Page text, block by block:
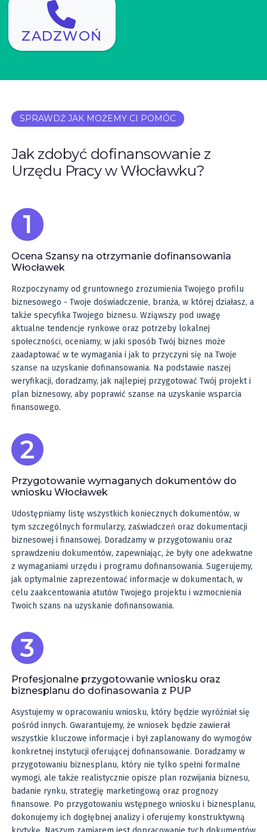
ZADZWOŃ
SPRAWDŹ JAK MOŻEMY CI POMÓC
Jak zdobyć dofinansowanie z
Urzędu Pracy w Włocławku?
Ocena Szansy na otrzymanie dofinansowania
Włocławek
Rozpoczynamy od gruntownego zrozumienia Twojego profilu
biznesowego - Twoje doświadczenie, branża, w której działasz, a
także specyfika Twojego biznesu. Wziąwszy pod uwagę
aktualne tendencje rynkowe oraz potrzeby lokalnej
społeczności, oceniamy, w jaki sposób Twój biznes może
zaadaptować w te wymagania i jak to przyczyni się na Twoje
szanse na uzyskanie dofinansowania. Na podstawie naszej
weryfikacji, doradzamy, jak najlepiej przygotować Twój projekt i
plan biznesowy, aby poprawić szanse na uzyskanie wsparcia
finansowego.
Przygotowanie wymaganych dokumentów do
wniosku Włocławek
Udostępniamy listę wszystkich koniecznych dokumentów, w
tym szczególnych formularzy, zaświadczeń oraz dokumentacji
biznesowej i finansowej. Doradzamy w przygotowaniu oraz
sprawdzeniu dokumentów, zapewniając, że były one adekwatne
z wymaganiami urzędu i programu dofinansowania. Sugerujemy,
jak optymalnie zaprezentować informacje w dokumentach, w
celu zaakcentowania atutów Twojego projektu i wzmocnienia
Twoich szans na uzyskanie dofinansowania.
Profesjonalne przygotowanie wniosku oraz
biznesplanu do dofinasowania z PUP
Asystujemy w opracowaniu wniosku, który będzie wyróżniał się
pośród innych. Gwarantujemy, że wniosek będzie zawierał
wszystkie kluczowe informacje i był zaplanowany do wymogów
konkretnej instytucji oferującej dofinansowanie. Doradzamy w
przygotowaniu biznesplanu, który nie tylko spełni formalne
wymogi, ale także realistycznie opisze plan rozwijania biznesu,
badanie rynku, strategię marketingową oraz prognozy
finansowe. Po przygotowaniu wstępnego wniosku i biznesplanu,
dokonujemy ich dogłębnej analizy i oferujemy konstruktywną